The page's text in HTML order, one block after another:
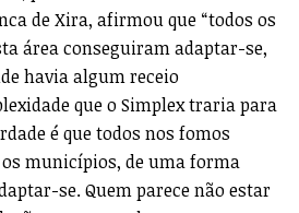
de Xira, afirmou que “todos os
área conseguiram adaptar-se,
havia algum receio
que o Simplex traria para
é que todos nos fomos
municípios, de uma forma
se. Quem parece não estar